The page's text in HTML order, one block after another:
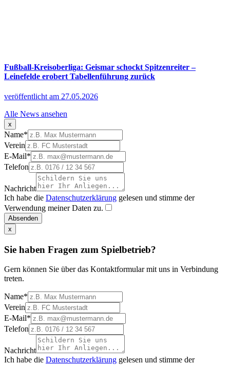
Fußball-Kreisoberliga: Geismar schockt Spitzenreiter –
Leinefelde erobert Tabellenführung zurück
veröffentlicht am 27.05.2026
Alle News ansehen
x
Name*
Verein
E-Mail*
Telefon
Nachricht
Ich habe die Datenschutzerklärung gelesen und stimme der
Verwendung meiner Daten zu.
Absenden
x
Sie haben Fragen zum Spielbetrieb?
Gern können Sie über das Kontaktformular mit uns in Verbindung
treten.
Name*
Verein
E-Mail*
Telefon
Nachricht
Ich habe die Datenschutzerklärung gelesen und stimme der